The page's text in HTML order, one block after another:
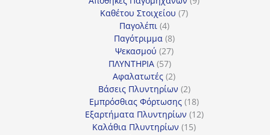
Καθέτου Στοιχείου 77
Παγολέπι 44
προϊόντα
Παγότριμμα 88
προϊόντα
Ψεκασμού 2727
προϊόντα
ΠΛΥΝΤΗΡΙΑ 5757
προϊόντα
Αφαλατωτές 22
προϊόντα
Βάσεις Πλυντηρίων 22
προϊόντα
Εμπρόσθιας Φόρτωσης 1818
προϊόντα
Εξαρτήματα Πλυντηρίων 1212
Καλάθια Πλυντηρίων 1515